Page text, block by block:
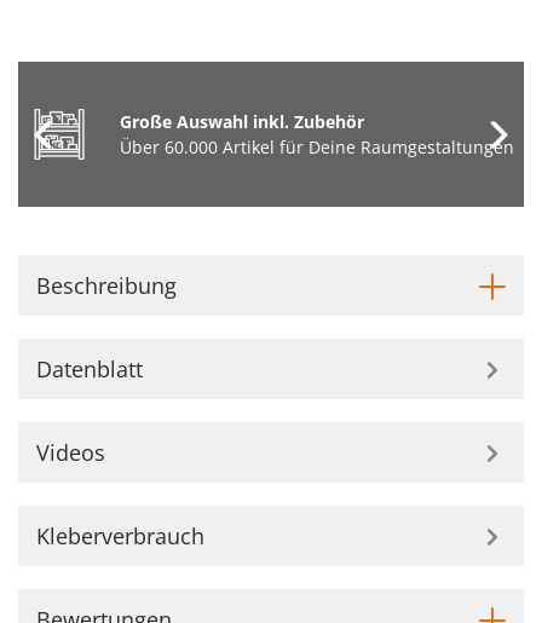
Große Auswahl inkl. Zubehör
Über 60.000 Artikel für Deine Raumgestaltungen
Beschreibung
Datenblatt
Videos
Kleberverbrauch